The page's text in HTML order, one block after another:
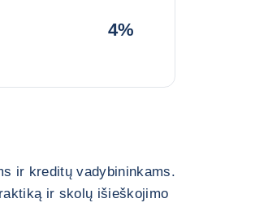
4%
ir kreditų vadybininkams.
ir skolų išieškojimo